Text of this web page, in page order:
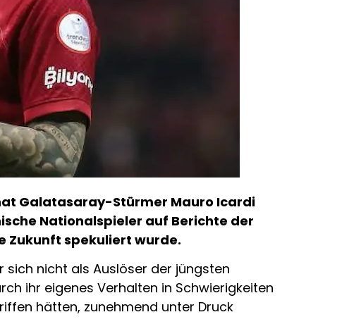
Galatasaray-Stürmer Mauro Icardi
Nationalspieler auf Berichte der
Zukunft spekuliert wurde.
nicht als Auslöser der jüngsten
ihr eigenes Verhalten in Schwierigkeiten
hätten, zunehmend unter Druck